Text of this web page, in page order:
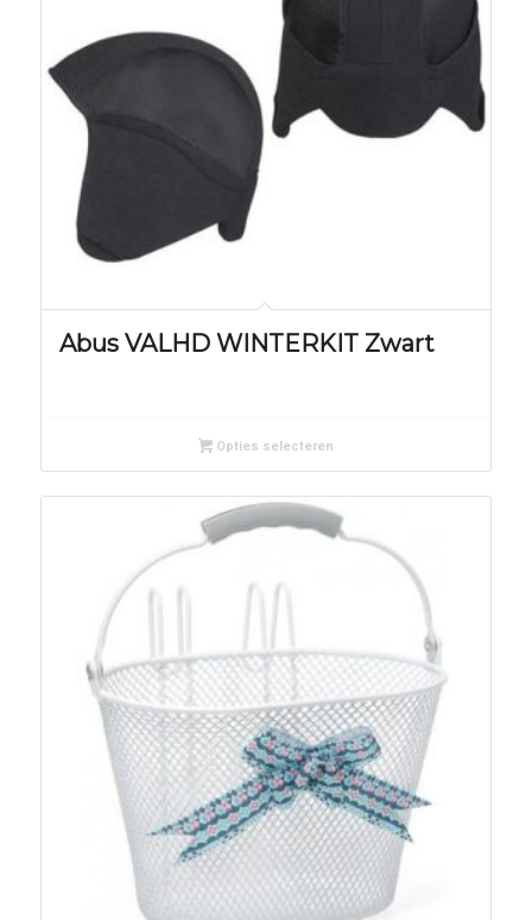
Abus VALHD WINTERKIT Zwart
Opties selecteren